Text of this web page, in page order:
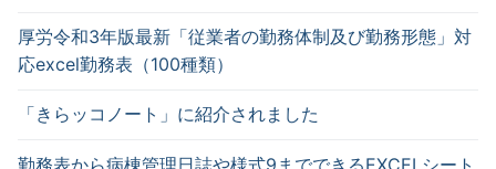
厚労令和3年版最新「従業者の勤務体制及び勤務形態」対
応excel勤務表（100種類）
「きらッコノート」に紹介されました
勤務表から病棟管理日誌や様式9までできるEXCELシート